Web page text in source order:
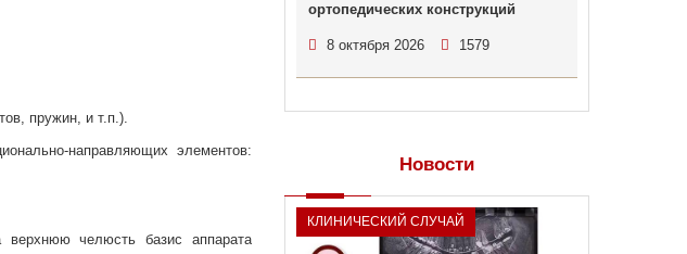
пружин, и т.п.).
направляющих элементов:
верхнюю челюсть базис аппарата
ортопедических конструкций
8 октября 2026 1579
Новости
КЛИНИЧЕСКИЙ СЛУЧАЙ